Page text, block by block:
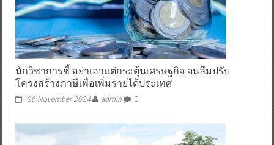
นักวิชาการชี้ อย่าเอาแต่กระตุ้นเศรษฐกิจ จนลืมปรับ
โครงสร้างภาษีเพื่อเพิ่มรายได้ประเทศ
26 November 2024 admin 0